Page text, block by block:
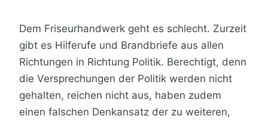
Dem Friseurhandwerk geht es schlecht. Zurzeit
gibt es Hilferufe und Brandbriefe aus allen
Richtungen in Richtung Politik. Berechtigt, denn
die Versprechungen der Politik werden nicht
gehalten, reichen nicht aus, haben zudem
einen falschen Denkansatz der zu weiteren,